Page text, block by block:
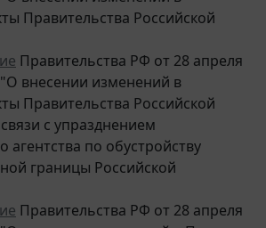
внесении изменений в
Правительства Российской
с упразднением
по обустройству
границы Российской
внесении изменений в Правила